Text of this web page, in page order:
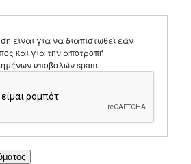
είναι για να διαπιστωθεί εάν
και για την αποτροπή
υποβολών spam.